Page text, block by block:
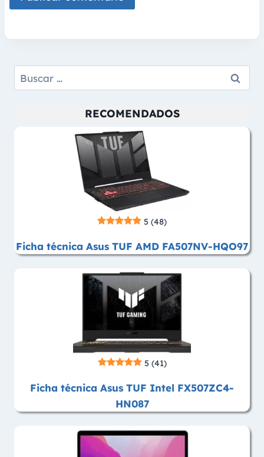
Buscar:
RECOMENDADOS
5 (48)
Ficha técnica Asus TUF AMD FA507NV-HQO97
5 (41)
Ficha técnica Asus TUF Intel FX507ZC4-
HN087